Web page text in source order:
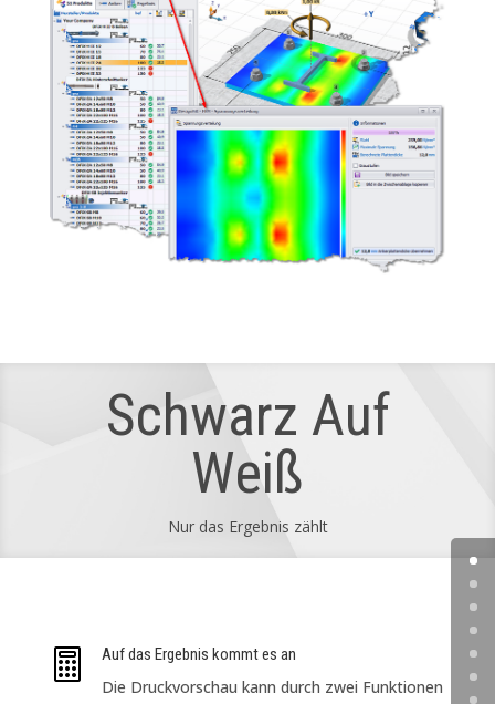
Schwarz Auf
Weiß
Nur das Ergebnis zählt
 Auf das Ergebnis kommt es an
Die Druckvorschau kann durch zwei Funktionen